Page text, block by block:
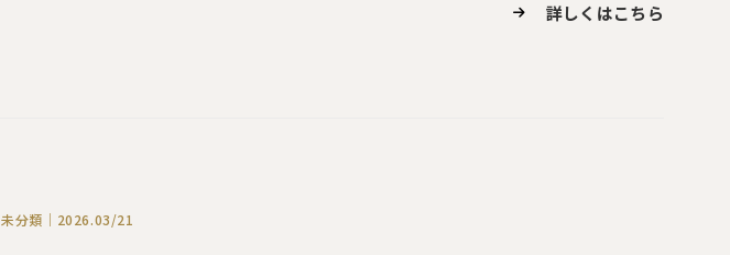
詳しくはこちら
未分類｜2026.03/21